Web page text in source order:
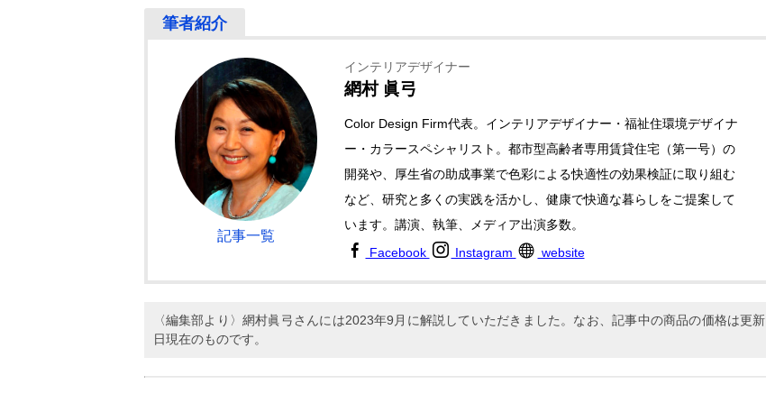
記事一覧
インテリアデザイナー
網村 眞弓
Color Design Firm代表。インテリアデザイナー・福祉住環境デザイナ
ー・カラースペシャリスト。都市型高齢者専用賃貸住宅（第一号）の
開発や、厚生省の助成事業で色彩による快適性の効果検証に取り組む
など、研究と多くの実践を活かし、健康で快適な暮らしをご提案して
います。講演、執筆、メディア出演多数。
Facebook
Instagram website
〈編集部より〉網村眞弓さんには2023年9月に解説していただきました。なお、記事中の商品の価格は更新
日現在のものです。